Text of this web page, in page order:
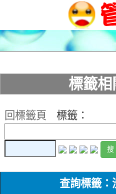
標籤
回標籤頁
標籤：
查詢標籤：